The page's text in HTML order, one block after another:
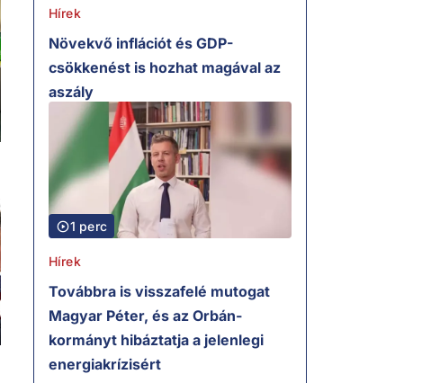
Hírek
Növekvő inflációt és GDP-
csökkenést is hozhat magával az
aszály
1 perc
Hírek
Továbbra is visszafelé mutogat
Magyar Péter, és az Orbán-
kormányt hibáztatja a jelenlegi
energiakrízisért